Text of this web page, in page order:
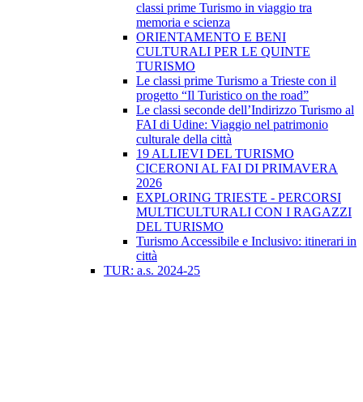
classi prime Turismo in viaggio tra
memoria e scienza
ORIENTAMENTO E BENI
CULTURALI PER LE QUINTE
TURISMO
Le classi prime Turismo a Trieste con il
progetto “Il Turistico on the road”
Le classi seconde dell’Indirizzo Turismo al
FAI di Udine: Viaggio nel patrimonio
culturale della città
19 ALLIEVI DEL TURISMO
CICERONI AL FAI DI PRIMAVERA
2026
EXPLORING TRIESTE - PERCORSI
MULTICULTURALI CON I RAGAZZI
DEL TURISMO
Turismo Accessibile e Inclusivo: itinerari in
città
TUR: a.s. 2024-25